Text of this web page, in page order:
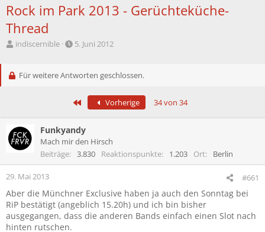
Rock im Park 2013 - Gerüchteküche-
Thread
E
t
r
indiscernible
E
t
l
a
m
5. Juni 2012
Für weitere Antworten geschlossen.
Erste Vorherige 34 von 34
Funkyandy
Mach mir den Hirsch
Beiträge
3.830 Reaktionspunkte 1.203 Ort Berlin
29. Mai 2013 #661
Aber die Münchner Exclusive haben ja auch den Sonntag bei
RiP bestätigt (angeblich 15.20h) und ich bin bisher
ausgegangen, dass die anderen Bands einfach einen Slot nach
hinten rutschen.